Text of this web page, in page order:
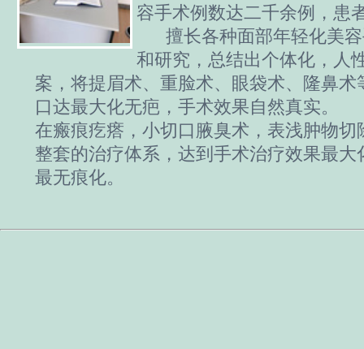
容手术例数达二千余例，患
擅长各种面部年轻化美容
和研究，总结出个体化，人
案，将提眉术、重脸术、眼袋术、隆鼻
口达最大化无疤，手术效果自然真实。
在瘢痕疙瘩，小切口腋臭术，表浅肿物
整套的治疗体系，达到手术治疗效果最
最无痕化。